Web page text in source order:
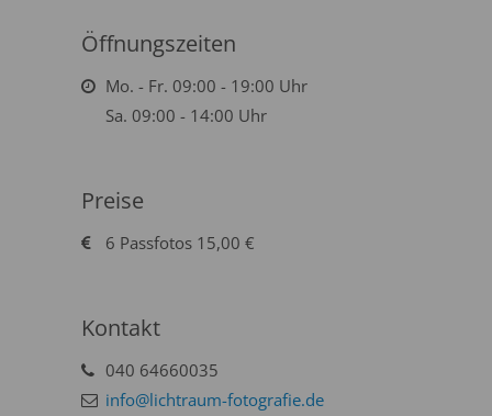
Öffnungszeiten
Mo. - Fr. 09:00 - 19:00 Uhr
Sa. 09:00 - 14:00 Uhr
Preise
6 Passfotos 15,00 €
Kontakt
040 64660035
info@lichtraum-fotografie.de